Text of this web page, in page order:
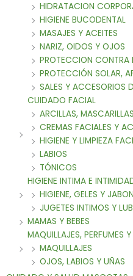
HIDRATACION
HIGIENE BUCODENTAL
MASAJES Y ACEITES
NARIZ, OIDOS Y OJOS
PROTECCION CONTRA
PROTECCIÓN SOLAR,
SALES Y ACCESORIOS
CUIDADO FACIAL
ARCILLAS,
CREMAS FACIALES Y
HIGIENE Y LIMPIEZA
LABIOS
TÓNICOS
HIGIENE INTIMA E
HIGIENE, GELES Y
JUGETES INTIMOS Y
MAMAS Y BEBES
MAQUILLAJES, PERFUMES
MAQUILLAJES
OJOS, LABIOS Y UÑAS